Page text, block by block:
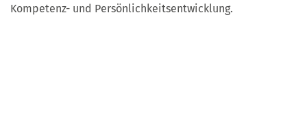
Kompetenz- und Persönlichkeitsentwicklung.